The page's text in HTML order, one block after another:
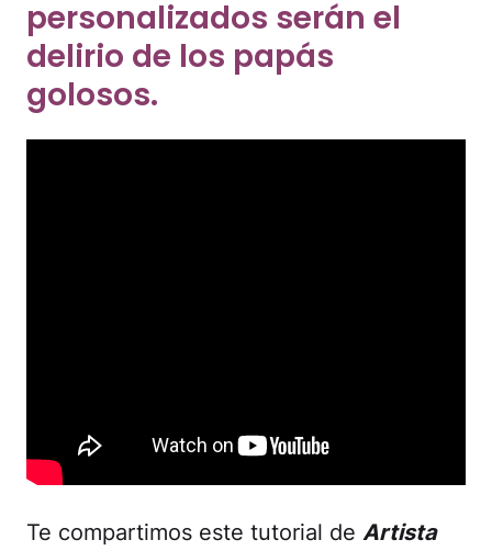
personalizados serán el
delirio de los papás
golosos.
Te compartimos este tutorial de Artista